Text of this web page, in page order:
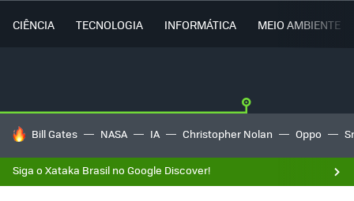
CIÊNCIA TECNOLOGIA INFORMÁTICA MEIO AMBIENTE
TENDÊNCIAS DO DIA
Bill Gates NASA IA Christopher Nolan Oppo
Siga o Xataka Brasil no Google Discover!